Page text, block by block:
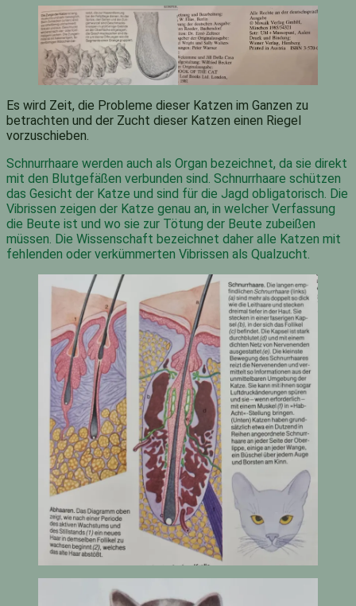
Es wird Zeit, die Probleme dieser Katzen im Ganzen zu
betrachten und der Zucht dieser Katzen einen Riegel
vorzuschieben.
Schnurrhaare werden auch als Organ bezeichnet, da sie direkt
mit den Blutgefäßen verbunden sind. Schnurrhaare schützen
das Gesicht der Katze und sind für die Jagd obligatorisch. Die
Vibrissen zeigen der Katze genau an, in welcher Verfassung
die Beute ist und wo sie zur Tötung der Beute zubeißen
müssen. Die Wissenschaft bezeichnet daher alle Katzen mit
fehlenden oder verkümmerten Vibrissen als Qualzucht.